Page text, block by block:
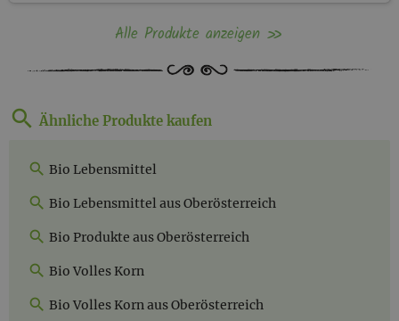
Alle Produkte anzeigen
Ähnliche Produkte kaufen
Bio Lebensmittel
Bio Lebensmittel aus Oberösterreich
Bio Produkte aus Oberösterreich
Bio Volles Korn
Bio Volles Korn aus Oberösterreich